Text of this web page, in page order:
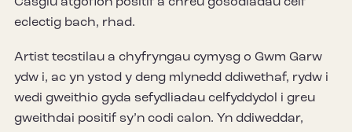
Casglu atgofion positif a chreu gosodiadau celf
eclectig bach, rhad.
Artist tecstilau a chyfryngau cymysg o Gwm Garw
ydw i, ac yn ystod y deng mlynedd ddiwethaf, rydw i
wedi gweithio gyda sefydliadau celfyddydol i greu
gweithdai positif sy’n codi calon. Yn ddiweddar,